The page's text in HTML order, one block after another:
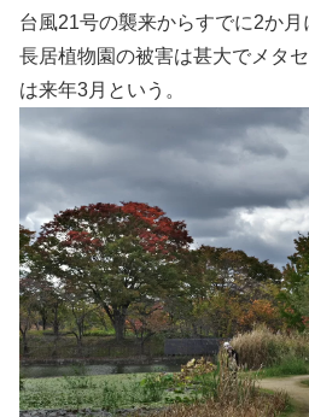
台風21号の襲来からすでに2か月
長居植物園の被害は甚大でメタ
は来年3月という。